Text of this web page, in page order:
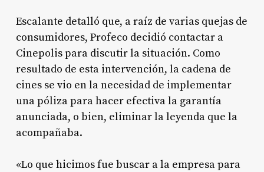
Escalante detalló que, a raíz de varias quejas de
consumidores, Profeco decidió contactar a
Cinepolis para discutir la situación. Como
resultado de esta intervención, la cadena de
cines se vio en la necesidad de implementar
una póliza para hacer efectiva la garantía
anunciada, o bien, eliminar la leyenda que la
acompañaba.
«Lo que hicimos fue buscar a la empresa para